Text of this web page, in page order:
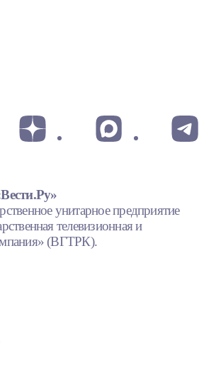
унитарное предприятие
телевизионная и
(ВГТРК).